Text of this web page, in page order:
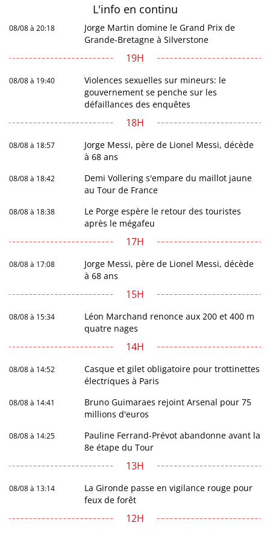
L'info en continu
08/08 à 20:18
Jorge Martin domine le Grand Prix de
Grande-Bretagne à Silverstone
19H
08/08 à 19:40
Violences sexuelles sur mineurs: le
gouvernement se penche sur les
défaillances des enquêtes
18H
08/08 à 18:57
Jorge Messi, père de Lionel Messi, décède
à 68 ans
08/08 à 18:42
Demi Vollering s'empare du maillot jaune
au Tour de France
08/08 à 18:38
Le Porge espère le retour des touristes
après le mégafeu
17H
08/08 à 17:08
Jorge Messi, père de Lionel Messi, décède
à 68 ans
15H
08/08 à 15:34
Léon Marchand renonce aux 200 et 400 m
quatre nages
14H
08/08 à 14:52
Casque et gilet obligatoire pour trottinettes
électriques à Paris
08/08 à 14:41
Bruno Guimaraes rejoint Arsenal pour 75
millions d'euros
08/08 à 14:25
Pauline Ferrand-Prévot abandonne avant la
8e étape du Tour
13H
08/08 à 13:14
La Gironde passe en vigilance rouge pour
feux de forêt
12H